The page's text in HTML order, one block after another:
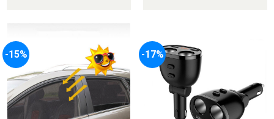
-15% -17%